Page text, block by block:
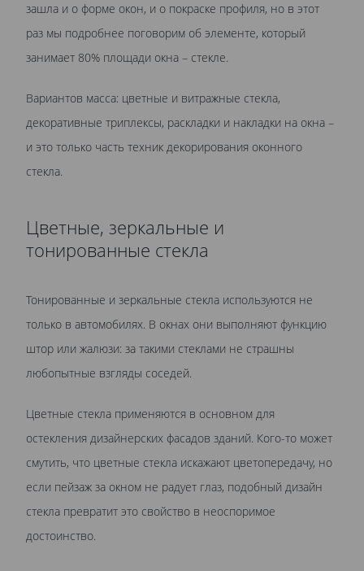
зашла и о форме окон, и о покраске профиля, но в этот
раз мы подробнее поговорим об элементе, который
занимает 80% площади окна – стекле.
Вариантов масса: цветные и витражные стекла,
декоративные триплексы, раскладки и накладки на окна –
и это только часть техник декорирования оконного
стекла.
Цветные, зеркальные и
тонированные стекла
Тонированные и зеркальные стекла используются не
только в автомобилях. В окнах они выполняют функцию
штор или жалюзи: за такими стеклами не страшны
любопытные взгляды соседей.
Цветные стекла применяются в основном для
остекления дизайнерских фасадов зданий. Кого-то может
смутить, что цветные стекла искажают цветопередачу, но
если пейзаж за окном не радует глаз, подобный дизайн
стекла превратит это свойство в неоспоримое
достоинство.